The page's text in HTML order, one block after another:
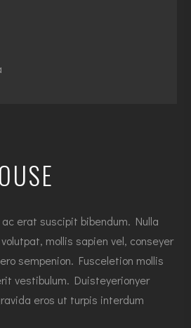
erat suscipit bibendum. Nulla
mollis sapien vel, conseyer
sempenion. Fusceletion mollis
vestibulum. Duisteyerionyer
eros ut turpis interdum